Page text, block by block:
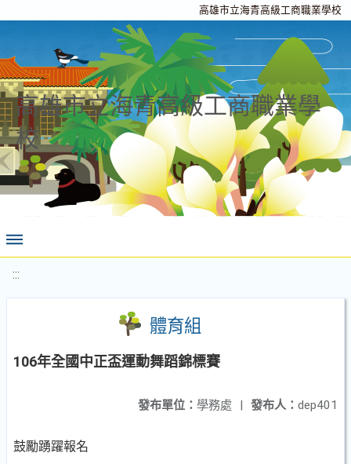
高雄市立海青高級工商職業學校
高雄市立海青高級工商職業學
校
:::
體育組
106年全國中正盃運動舞蹈錦標賽
發布人： dep401
發布單位： 學務處 |
鼓勵踴躍報名